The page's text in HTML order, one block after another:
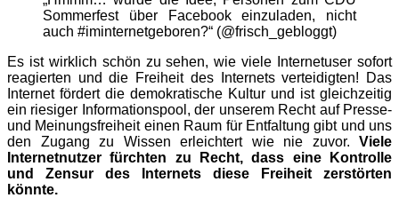
Sommerfest über Facebook einzuladen, nicht
auch #iminternetgeboren?“ (@frisch_gebloggt)
Es ist wirklich schön zu sehen, wie viele Internetuser sofort
reagierten und die Freiheit des Internets verteidigten! Das
Internet fördert die demokratische Kultur und ist gleichzeitig
ein riesiger Informationspool, der unserem Recht auf Presse-
und Meinungsfreiheit einen Raum für Entfaltung gibt und uns
den Zugang zu Wissen erleichtert wie nie zuvor. Viele
Internetnutzer fürchten zu Recht, dass eine Kontrolle
und Zensur des Internets diese Freiheit zerstörten
könnte.